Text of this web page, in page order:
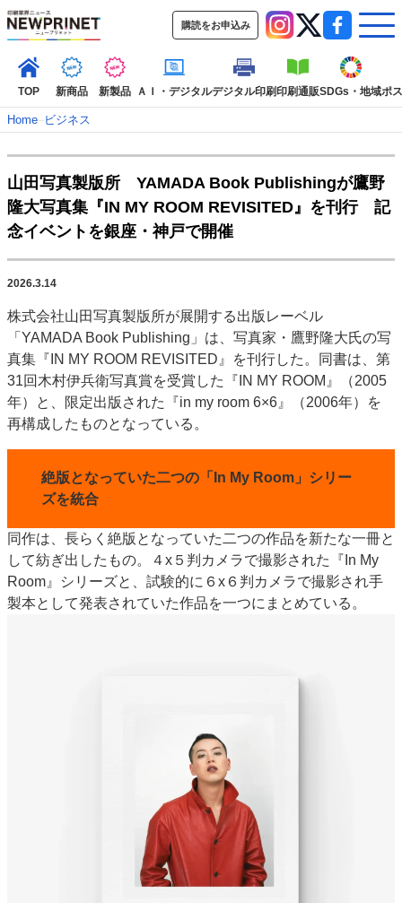
購読をお申込み
TOP 新商品 新製品 ＡＩ・デジタルデジタル印刷印刷通販SDGs・地域ポ
TOP
新着記事
インタビュー
コレクション
新商品
SDGs・地域
ポストプレス イベント
市場・統計
人事・移転・異動・訃報
特集記事カテゴリー一覧
2022 見える化・MIS特集
特集・デジタル印刷 アイデアで勝負！ ～多様なビジネス・多彩な商材～
JAPAN PACK 2023 特集
中古印刷機・製本機特集
2022 検査・校正特集
特集・デジタル印刷 ～ 新成長軌道を描く
発刊案内
JFPI印刷用語集 印刷機材年鑑
運営
会社案内
購読・購入申し込み
サイトポリシー
Home–ビジネス
山田写真製版所 YAMADA Book Publishingが鷹野
隆大写真集『IN MY ROOM REVISITED』を刊行 記
念イベントを銀座・神戸で開催
2026.3.14
株式会社山田写真製版所が展開する出版レーベル
「YAMADA Book Publishing」は、写真家・鷹野隆大氏の写
真集『IN MY ROOM REVISITED』を刊行した。同書は、第
31回木村伊兵衛写真賞を受賞した『IN MY ROOM』（2005
年）と、限定出版された『in my room 6×6』（2006年）を
再構成したものとなっている。
絶版となっていた二つの「In My Room」シリー
ズを統合
同作は、長らく絶版となっていた二つの作品を新たな一冊と
して紡ぎ出したもの。４x５判カメラで撮影された『In My
Room』シリーズと、試験的に６x６判カメラで撮影され手
製本として発表されていた作品を一つにまとめている。